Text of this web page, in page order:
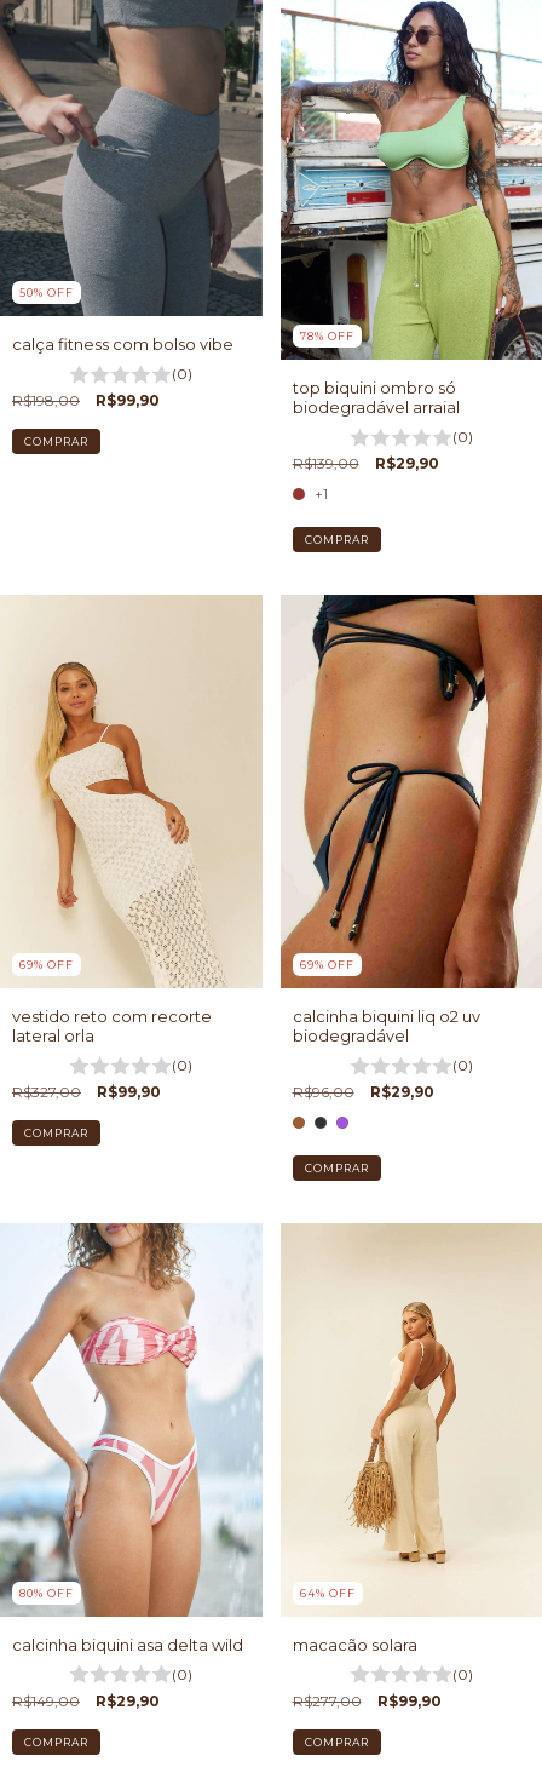
50% OFF
calça fitness com bolso vibe
(0)
R$198,00
R$99,90
COMPRAR
78% OFF
top biquini ombro só
biodegradável arraial
(0)
R$139,00
R$29,90
+1
COMPRAR
69% OFF
vestido reto com recorte
lateral orla
(0)
R$327,00
R$99,90
COMPRAR
69% OFF
calcinha biquini liq o2 uv
biodegradável
(0)
R$96,00
R$29,90
COMPRAR
80% OFF
calcinha biquini asa delta wild
(0)
R$149,00
R$29,90
COMPRAR
64% OFF
macacão solara
(0)
R$277,00
R$99,90
COMPRAR